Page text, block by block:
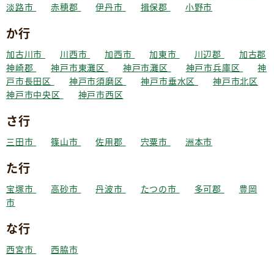
淡路市
赤穂郡 伊丹市 揖保郡 小野市
か行
加古川市 川西市 加西市 加東市 川辺郡
加古郡
神崎郡
神戸市東灘区 神戸市灘区 神戸市兵庫区
神
戸市長田区
神戸市須磨区 神戸市垂水区
神戸市北区
神戸市中央区
神戸市西区
さ行
三田市 篠山市 佐用郡 宍粟市 洲本市
た行
宝塚市 高砂市 丹波市 たつの市 多可郡
豊岡
市
な行
西宮市 西脇市